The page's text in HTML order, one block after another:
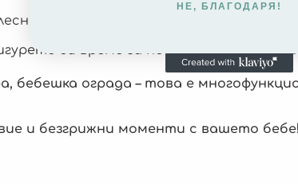
влизане и излизане на детето.
си време за почивка, докато
бебешка ограда – това е
и безгрижни моменти с вашето
НЕ, БЛАГОДАРЯ!